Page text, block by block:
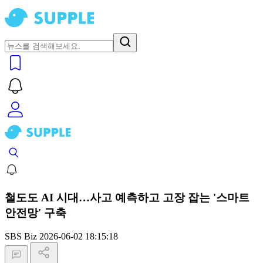
철도도 AI 시대…사고 예측하고 고장 잡는 '스마트
안전망' 구축
SBS Biz 2026-06-02 18:15:18